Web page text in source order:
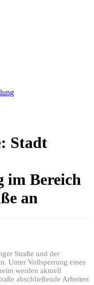
Stadt
im Bereich
an
Straße und der
Unter Vollsperrung eines
werden aktuell
abschließende Arbeiten